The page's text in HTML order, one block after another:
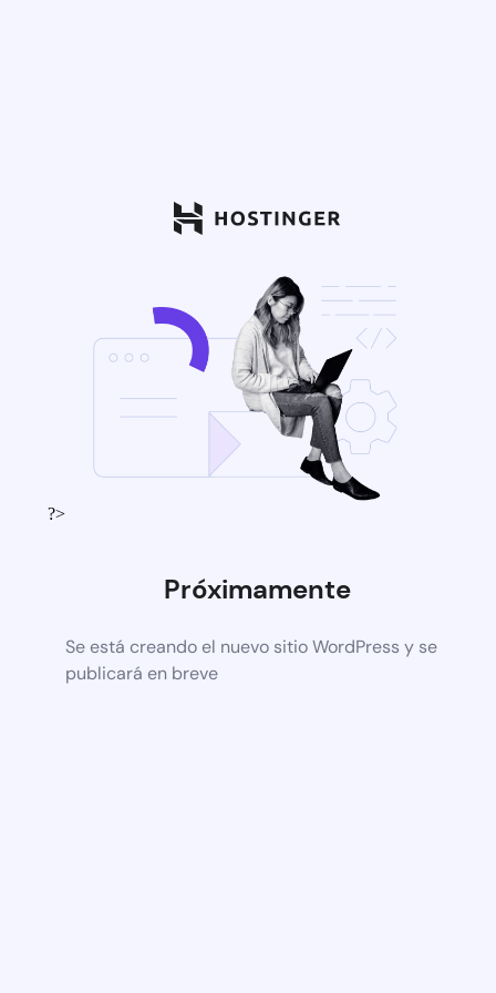
?>
Próximamente
Se está creando el nuevo sitio WordPress y se
publicará en breve